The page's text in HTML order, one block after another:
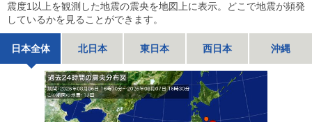
震度1以上を観測した地震の震央を地図上に表示。どこで地震が頻発
しているかを見ることができます。
日本全体 北日本 東日本 西日本 沖縄